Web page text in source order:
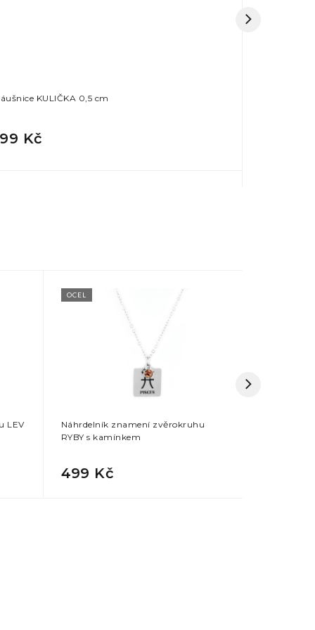
KULIČKA 0,5 cm
Kč
LEV
OCEL
Náhrdelník znamení zvěrokruhu
RYBY s kamínkem
499 Kč